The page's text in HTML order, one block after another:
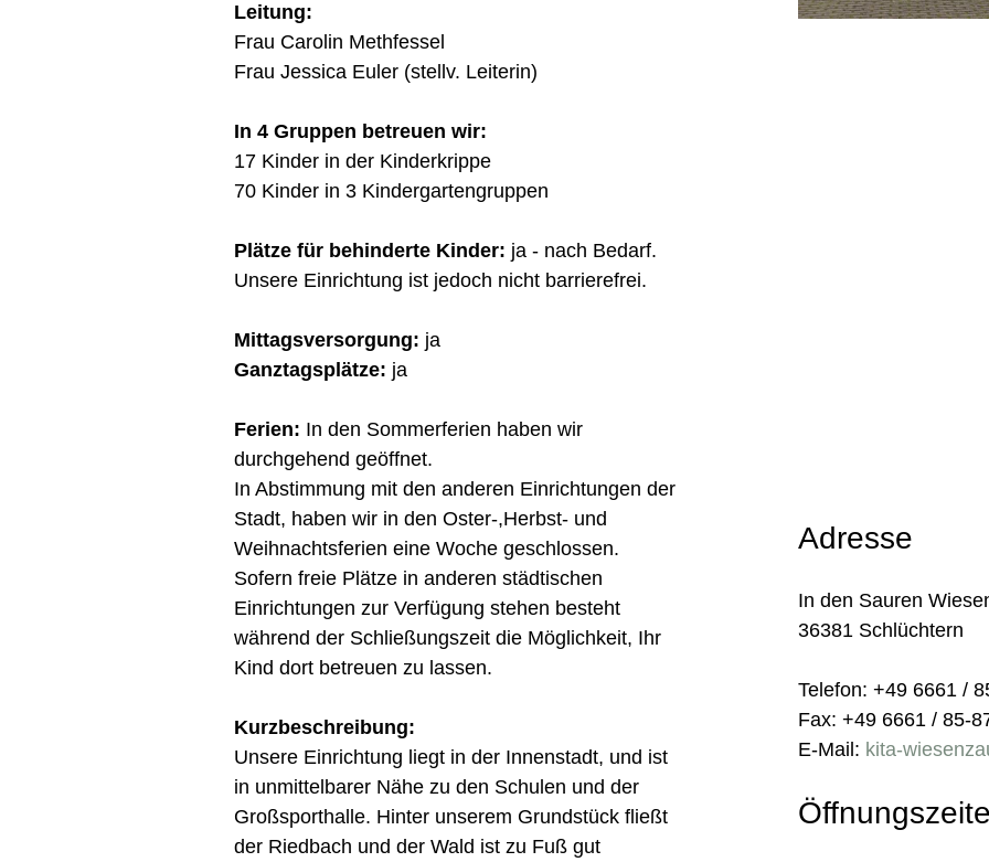
Leitung:
Frau Carolin Methfessel
Frau Jessica Euler (stellv. Leiterin)
In 4 Gruppen betreuen wir:
17 Kinder in der Kinderkrippe
70 Kinder in 3 Kindergartengruppen
Plätze für behinderte Kinder: ja - nach Bedarf.
Unsere Einrichtung ist jedoch nicht barrierefrei.
Mittagsversorgung: ja
Ganztagsplätze: ja
Ferien: In den Sommerferien haben wir
durchgehend geöffnet.
In Abstimmung mit den anderen Einrichtungen der
Stadt, haben wir in den Oster-,Herbst- und
Weihnachtsferien eine Woche geschlossen.
Sofern freie Plätze in anderen städtischen
Einrichtungen zur Verfügung stehen besteht
während der Schließungszeit die Möglichkeit, Ihr
Kind dort betreuen zu lassen.
Kurzbeschreibung:
Unsere Einrichtung liegt in der Innenstadt, und ist
in unmittelbarer Nähe zu den Schulen und der
Großsporthalle. Hinter unserem Grundstück fließt
der Riedbach und der Wald ist zu Fuß gut
Adresse
In den Sauren
36381 Schlüchtern
Telefon: +49 6661 /
Fax: +49 6661 / 85-
E-Mail: kita-